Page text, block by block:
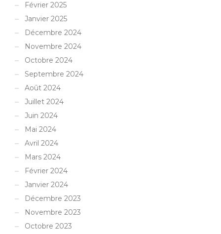
Février 2025
Janvier 2025
Décembre 2024
Novembre 2024
Octobre 2024
Septembre 2024
Août 2024
Juillet 2024
Juin 2024
Mai 2024
Avril 2024
Mars 2024
Février 2024
Janvier 2024
Décembre 2023
Novembre 2023
Octobre 2023